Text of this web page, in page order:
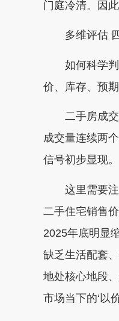
门庭冷清。因
多维评估
如何科学判断
价、库存、预
二手房成交
成交量连续两
信号初步显现。
这里需要注
二手住宅销售
2025年底明显
缺乏生活配套
地处核心地段
市场当下的‘以